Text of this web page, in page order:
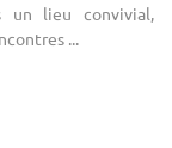
un lieu convivial,
...